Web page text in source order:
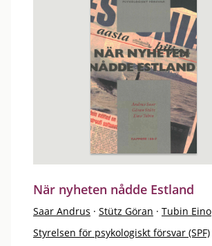
När nyheten nådde Estland
Saar Andrus · Stütz Göran · Tubin Eino
Styrelsen för psykologiskt försvar (SPF)